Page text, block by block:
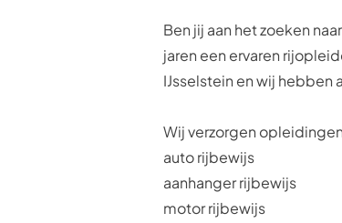
Ben jij aan het zoeken
jaren een ervaren
IJsselstein en wij
Wij verzorgen
auto rijbewijs
aanhanger rijbewijs
motor rijbewijs